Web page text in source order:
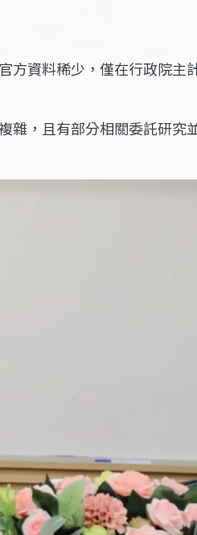
方資料稀少，僅在行政院主
雜，且有部分相關委託研究